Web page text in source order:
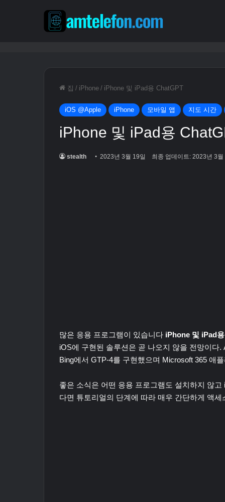
집 / iPhone / iPhone 및 iPad용 ChatGPT
iOS @Apple iPhone 모바일 앱 지도 시간
iPhone 및 iPad용
stealth 2023년 3월 19일 최종 업데이트: 2023년 3월
많은 응용 프로그램이 있습니다 iPhone 및 iPad
iOS에 구현된 솔루션은 곧 나오지 않을 전망이다
Bing에서 GTP-4를 구현했으며 Microsoft 365 애
좋은 소식은 어떤 응용 프로그램도 설치하지 않
다면 튜토리얼의 단계에 따라 매우 간단하게 액